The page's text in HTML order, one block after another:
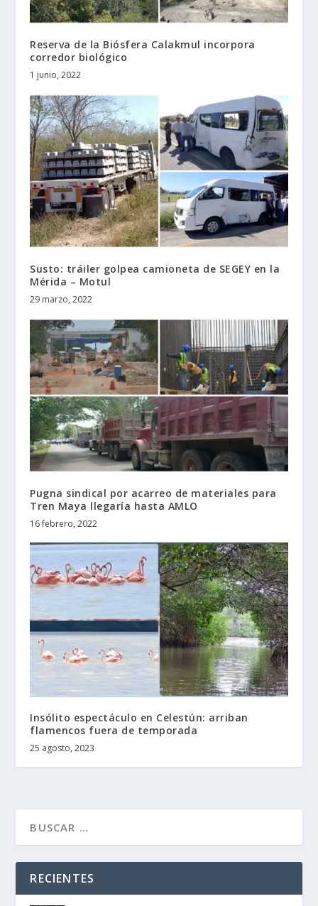
Reserva de la Biósfera Calakmul incorpora
corredor biológico
1 junio, 2022
Susto: tráiler golpea camioneta de SEGEY en la
Mérida – Motul
29 marzo, 2022
Pugna sindical por acarreo de materiales para
Tren Maya llegaría hasta AMLO
16 febrero, 2022
Insólito espectáculo en Celestún: arriban
flamencos fuera de temporada
25 agosto, 2023
RECIENTES